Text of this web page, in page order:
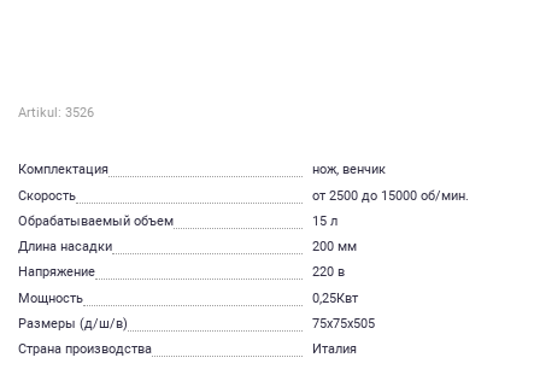
Artikul: 3526
Комплектация
нож, венчик
Скорость
от 2500 до 15000 об/мин.
Обрабатываемый объем
15 л
Длина насадки
200 мм
Напряжение
220 в
Мощность
0,25Квт
Размеры (д/ш/в)
75х75х505
Страна производства
Италия